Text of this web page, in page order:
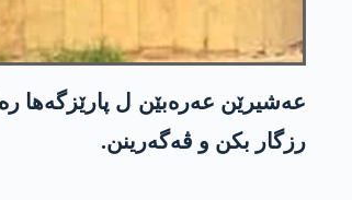
رزگار بکن و ڤەگەرینن.